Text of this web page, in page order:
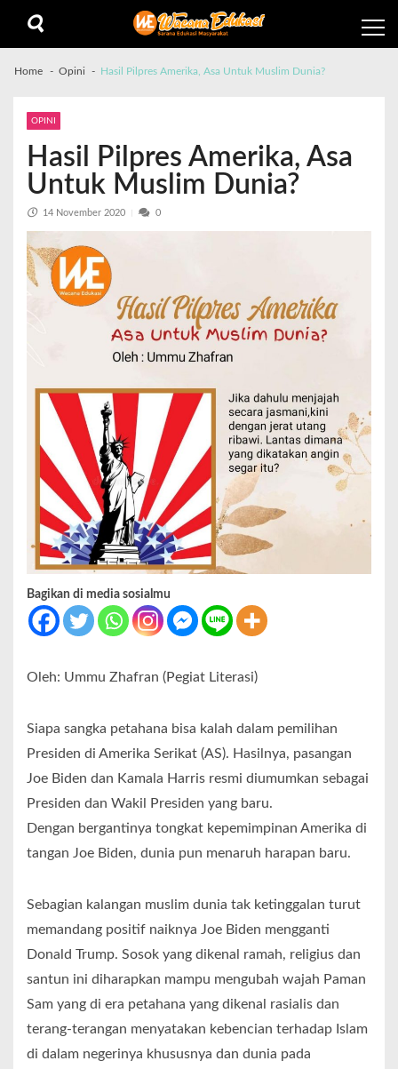
Home Opini Hasil Pilpres Amerika, Asa Untuk Muslim Dunia?
OPINI
Hasil Pilpres Amerika, Asa
Untuk Muslim Dunia?
14 November 2020 0
Bagikan di media sosialmu
Oleh: Ummu Zhafran (Pegiat Literasi)
Siapa sangka petahana bisa kalah dalam pemilihan
Presiden di Amerika Serikat (AS). Hasilnya, pasangan
Joe Biden dan Kamala Harris resmi diumumkan sebagai
Presiden dan Wakil Presiden yang baru.
Dengan bergantinya tongkat kepemimpinan Amerika di
tangan Joe Biden, dunia pun menaruh harapan baru.
Sebagian kalangan muslim dunia tak ketinggalan turut
memandang positif naiknya Joe Biden mengganti
Donald Trump. Sosok yang dikenal ramah, religius dan
santun ini diharapkan mampu mengubah wajah Paman
Sam yang di era petahana yang dikenal rasialis dan
terang-terangan menyatakan kebencian terhadap Islam
di dalam negerinya khususnya dan dunia pada